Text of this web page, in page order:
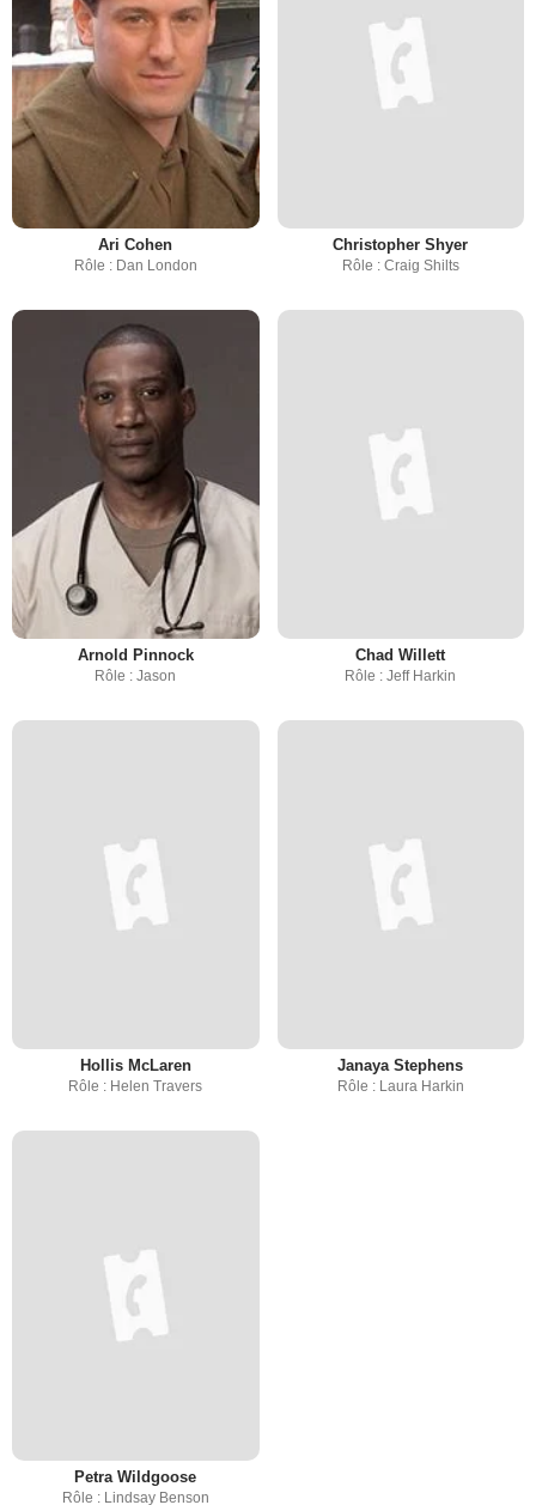
Ari Cohen
Rôle : Dan London
Christopher Shyer
Rôle : Craig Shilts
Arnold Pinnock
Rôle : Jason
Chad Willett
Rôle : Jeff Harkin
Hollis McLaren
Rôle : Helen Travers
Janaya Stephens
Rôle : Laura Harkin
Petra Wildgoose
Rôle : Lindsay Benson